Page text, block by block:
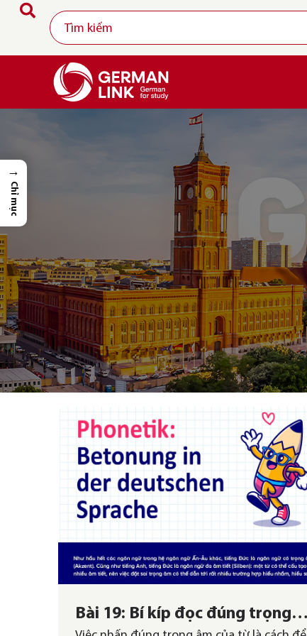
Bài 19: Bí kíp đọc đúng trọng
→
Chỉ mục